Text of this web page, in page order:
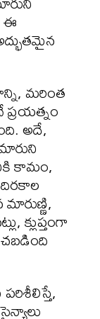
ఈ
మరింత
అదే,
కామం,
క్లుప్తంగా